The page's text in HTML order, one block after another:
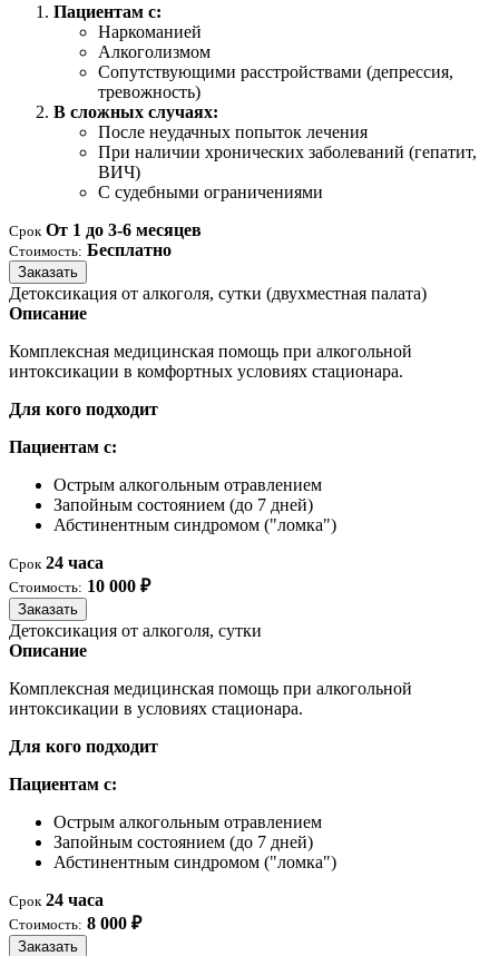
Пациентам с:
Наркоманией
Алкоголизмом
Сопутствующими расстройствами (депрессия,
тревожность)
В сложных случаях:
После неудачных попыток лечения
При наличии хронических заболеваний (гепатит,
ВИЧ)
С судебными ограничениями
Срок От 1 до 3-6 месяцев
Стоимость: Бесплатно
Заказать
Детоксикация от алкоголя, сутки (двухместная палата)
Описание
Комплексная медицинская помощь при алкогольной
интоксикации в комфортных условиях стационара.
Для кого подходит
Пациентам с:
Острым алкогольным отравлением
Запойным состоянием (до 7 дней)
Абстинентным синдромом ("ломка")
Срок 24 часа
Стоимость: 10 000 ₽
Заказать
Детоксикация от алкоголя, сутки
Описание
Комплексная медицинская помощь при алкогольной
интоксикации в условиях стационара.
Для кого подходит
Пациентам с:
Острым алкогольным отравлением
Запойным состоянием (до 7 дней)
Абстинентным синдромом ("ломка")
Срок 24 часа
Стоимость: 8 000 ₽
Заказать